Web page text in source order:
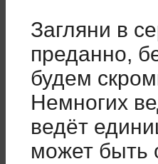
Загляни в
преданно,
будем
Немногих
ведёт
может быть